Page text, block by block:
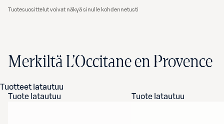
Tuotesuosittelut voivat näkyä sinulle kohdennetusti
Merkiltä L’Occitane en Provence
Tuotteet latautuu
Tuote latautuu
Tuote latautuu